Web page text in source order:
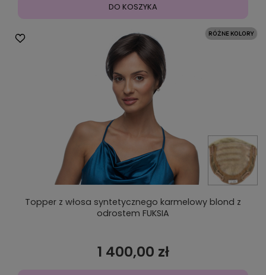
DO KOSZYKA
Topper z włosa syntetycznego karmelowy blond z
odrostem FUKSIA
1 400,00 zł